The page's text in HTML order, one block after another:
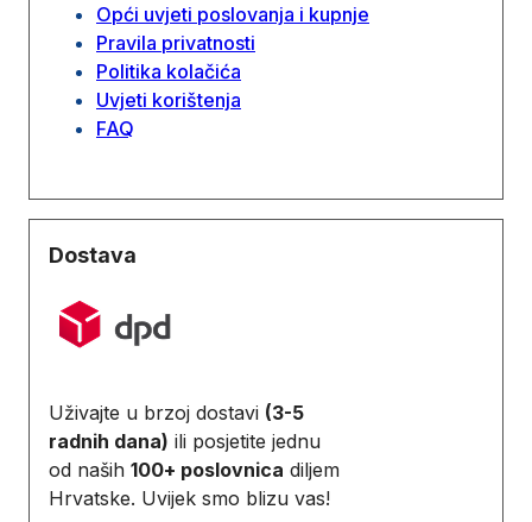
Opći uvjeti poslovanja i kupnje
Pravila privatnosti
Politika kolačića
Uvjeti korištenja
FAQ
Dostava
Uživajte u brzoj dostavi (3-5
radnih dana) ili posjetite jednu
od naših 100+ poslovnica diljem
Hrvatske. Uvijek smo blizu vas!